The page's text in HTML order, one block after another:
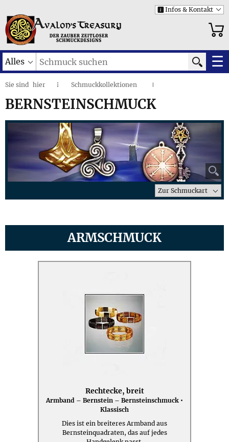
i Infos & Kontakt
Alles ☰
Sie sind hier ◌ Schmuckkollektionen I
BERNSTEINSCHMUCK
⚲
Zur Schmuckart
ARMSCHMUCK
Rechtecke, breit
Armband – Bernstein – Bernsteinschmuck •
Klassisch
Dies ist ein breiteres Armband aus
Bernsteinquadraten, das auf jedes